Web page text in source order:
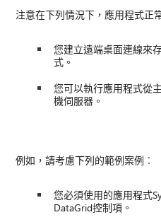
注意在下列情況下，應用程式正
您建立遠端桌面連線來
式。
您可以執行應用程式從
機伺服器。
例如，請考慮下列的範例案例︰
您必須使用的應用程式
DataGrid控制項。